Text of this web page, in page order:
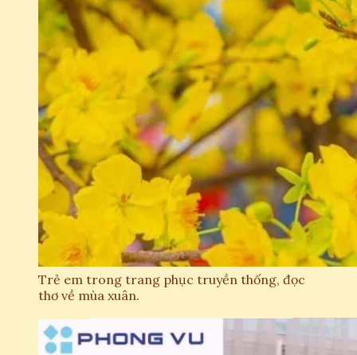
Trẻ em trong trang phục truyền thống, đọc
thơ về mùa xuân.